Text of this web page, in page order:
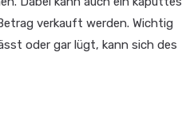
verkauft werden. Wichtig
oder gar lügt, kann sich des